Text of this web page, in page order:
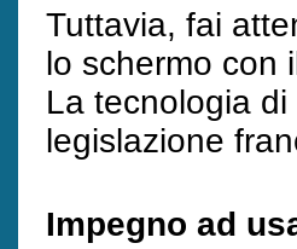
Tuttavia, fai
lo schermo con
La tecnologia
legislazione
Impegno ad